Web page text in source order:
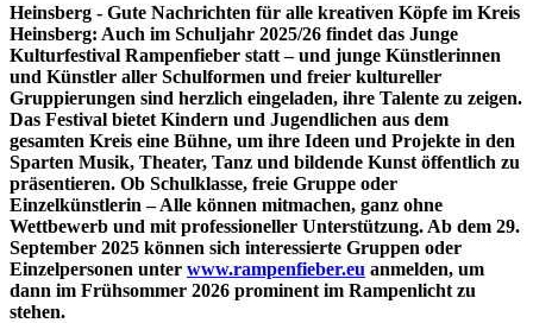
Heinsberg - Gute Nachrichten für alle kreativen Köpfe im Kreis
Heinsberg: Auch im Schuljahr 2025/26 findet das Junge
Kulturfestival Rampenfieber statt – und junge Künstlerinnen
und Künstler aller Schulformen und freier kultureller
Gruppierungen sind herzlich eingeladen, ihre Talente zu zeigen.
Das Festival bietet Kindern und Jugendlichen aus dem
gesamten Kreis eine Bühne, um ihre Ideen und Projekte in den
Sparten Musik, Theater, Tanz und bildende Kunst öffentlich zu
präsentieren. Ob Schulklasse, freie Gruppe oder
Einzelkünstlerin – Alle können mitmachen, ganz ohne
Wettbewerb und mit professioneller Unterstützung. Ab dem 29.
September 2025 können sich interessierte Gruppen oder
Einzelpersonen unter www.rampenfieber.eu anmelden, um
dann im Frühsommer 2026 prominent im Rampenlicht zu
stehen.